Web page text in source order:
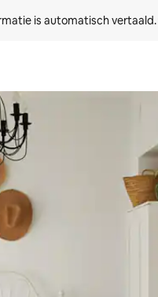
is automatisch vertaald.